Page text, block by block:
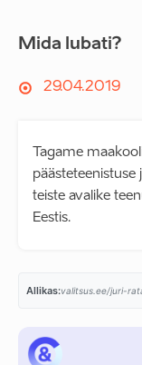
Mida lubati?
29.04.2019
Tagame
päästeteenistuse
teiste avalike
Eestis.
Allikas: